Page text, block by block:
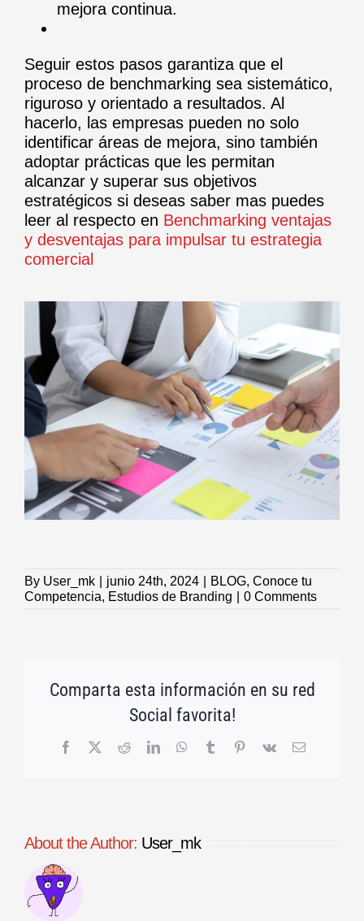
mejora continua.
Seguir estos pasos garantiza que el
proceso de benchmarking sea sistemático,
riguroso y orientado a resultados. Al
hacerlo, las empresas pueden no solo
identificar áreas de mejora, sino también
adoptar prácticas que les permitan
alcanzar y superar sus objetivos
estratégicos si deseas saber mas puedes
leer al respecto en Benchmarking ventajas
y desventajas para impulsar tu estrategia
comercial
By User_mk junio 24th, 2024 BLOG, Conoce tu
Competencia, Estudios de Branding 0 Comments
Comparta esta información en su red
Social favorita!
Facebook
X RedditLinkedInWhatsApp
TumblrPinterest
Vk Email
About the Author: User_mk